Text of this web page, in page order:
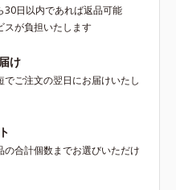
30日以内であれば返品可能
が負担いたします
け
ご注文の翌日にお届けいたし
の合計個数までお選びいただけ